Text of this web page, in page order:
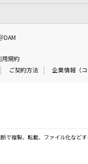
DAM
用規約
ご契約方法 企業情報（コ
で複製、転載、ファイル化などす